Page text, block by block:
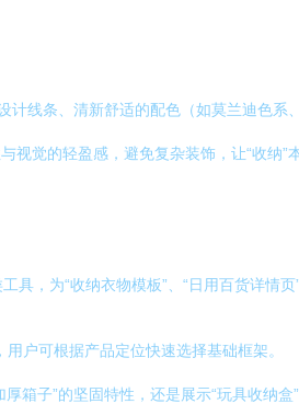
线条、清新舒适的配色（如莫兰迪色系
觉的轻盈感，避免复杂装饰，让“收纳”
，为“收纳衣物模板”、“日用百货详情页
户可根据产品定位快速选择基础框架。
子”的坚固特性，还是展示“玩具收纳盒